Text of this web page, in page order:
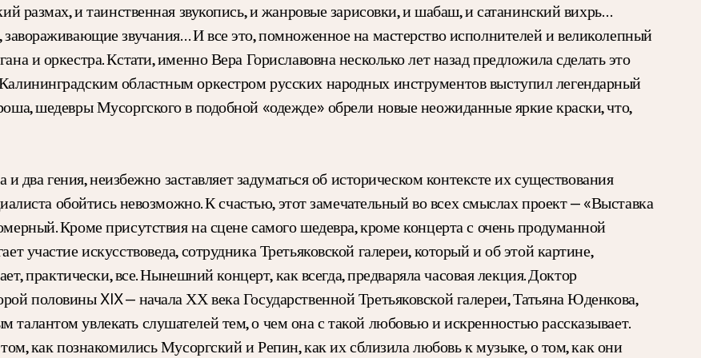
размах, и таинственная звукопись, и жанровые зарисовки, и шабаш, и сатанинский вихрь…
звучания… И все это, помноженное на мастерство исполнителей и великолепный
и оркестра. Кстати, именно Вера Гориславовна несколько лет назад предложила сделать это
областным оркестром русских народных инструментов выступил легендарный
шедевры Мусоргского в подобной «одежде» обрели новые неожиданные яркие краски, что,
два гения, неизбежно заставляет задуматься об историческом контексте их существования
обойтись невозможно. К счастью, этот замечательный во всех смыслах проект — «Выставка
Кроме присутствия на сцене самого шедевра, кроме концерта с очень продуманной
участие искусствоведа, сотрудника Третьяковской галереи, который и об этой картине,
практически, все. Нынешний концерт, как всегда, предваряла часовая лекция. Доктор
половины XIX — начала ХХ века Государственной Третьяковской галереи, Татьяна Юденкова,
увлекать слушателей тем, о чем она с такой любовью и искренностью рассказывает.
как познакомились Мусоргский и Репин, как их сблизила любовь к музыке, о том, как они